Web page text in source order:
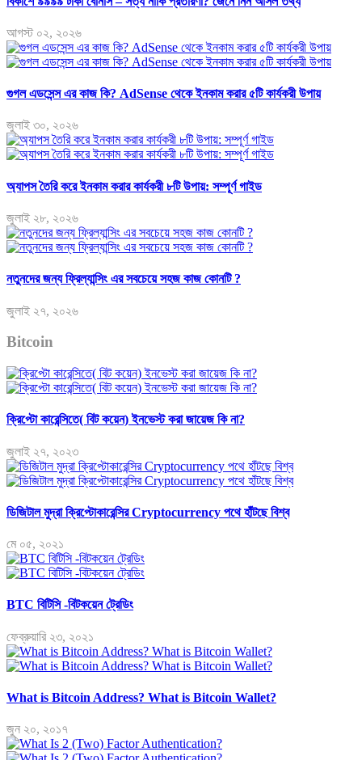
আগস্ট ০২, ২০২৬
গুগল এডসেন্স এর কাজ কি? AdSense থেকে ইনকাম করার ৫টি কার্যকরী উপায়
জুলাই ৩০, ২০২৬
অ্যাপস তৈরি করে ইনকাম করার কার্যকরী ৮টি উপায়: সম্পূর্ণ গাইড
জুলাই ২৮, ২০২৬
নতুনদের জন্য ফ্রিল্যান্সিং এর সবচেয়ে সহজ কাজ কোনটি ?
জুলাই ২৭, ২০২৬
Bitcoin
ক্রিপ্টো কারেন্সিতে( বিট কয়েন) ইনভেস্ট করা জায়েজ কি না?
জুলাই ২৭, ২০২৩
ডিজিটাল মুদ্রা ক্রিপ্টোকারেন্সির Cryptocurrency পথে হাঁটছে বিশ্ব
মে ০৫, ২০২১
BTC বিটিসি -বিটকয়েন ট্রেডিং
ফেব্রুয়ারি ২৩, ২০২১
What is Bitcoin Address? What is Bitcoin Wallet?
জুন ২০, ২০১৭